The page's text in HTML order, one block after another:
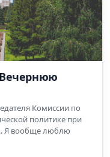
Комиссии по
политике при
Я вообще люблю